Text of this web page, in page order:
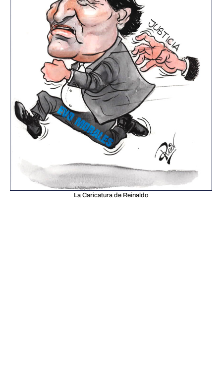
La Caricatura de Reinaldo